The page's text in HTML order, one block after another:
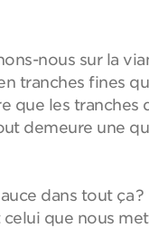
nous sur la
fines
que les
demeure une
dans tout ça
que nous